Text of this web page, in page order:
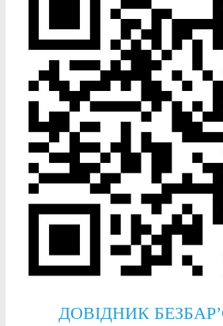
ДОВІДНИК